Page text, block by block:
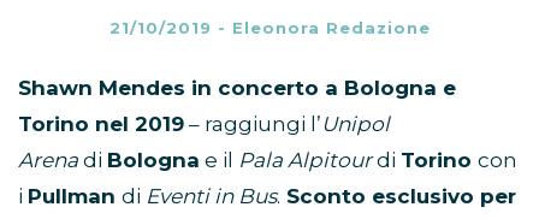
21/10/2019 - Eleonora Redazione
Shawn Mendes in concerto a Bologna e
Torino nel 2019 – raggiungi l’Unipol
Arena di Bologna e il Pala Alpitourdi Torino con
i Pullman di Eventi in Bus. Sconto esclusivo per